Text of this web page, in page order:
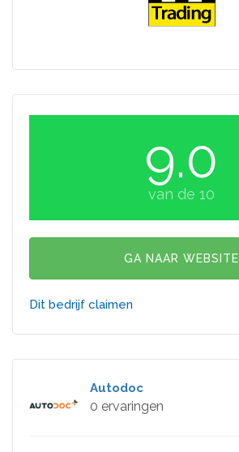
9.0
van de 10
GA NAAR WEBSITE
Dit bedrijf claimen
Autodoc
0 ervaringen